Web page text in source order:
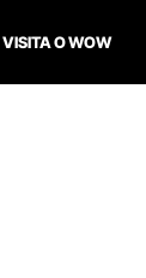
VISITA O WOW